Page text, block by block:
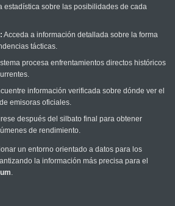
estadística sobre las posibilidades de cada
Acceda a información detallada sobre la forma
tácticas.
procesa enfrentamientos directos históricos
información verificada sobre dónde ver el
emisoras oficiales.
después del silbato final para obtener
de rendimiento.
un entorno orientado a datos para los
la información más precisa para el
.